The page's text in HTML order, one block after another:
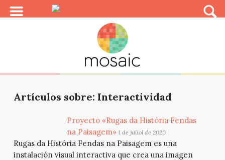
Artículos sobre: Interactividad
Proyecto «Rugas da História Fendas
na Paisagem» 1 de juliol de 2020
Rugas da História Fendas na Paisagem es una
instalación visual interactiva que crea una imagen